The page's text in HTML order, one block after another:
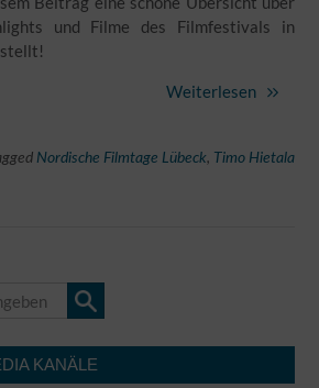
und Filme des Filmfestivals in
Weiterlesen
Nordische Filmtage Lübeck, Timo Hietala
KANÄLE